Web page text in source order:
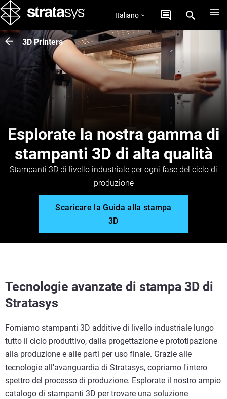
Italiano
3D Printers
Esplorate la nostra gamma di
stampanti 3D di alta qualità
Stampanti 3D di livello industriale per ogni fase del ciclo di
produzione
Scaricare la Guida alla stampa
3D
Tecnologie avanzate di stampa 3D di
Stratasys
Forniamo stampanti 3D additive di livello industriale lungo
tutto il ciclo produttivo, dalla progettazione e prototipazione
alla produzione e alle parti per uso finale. Grazie alle
tecnologie all'avanguardia di Stratasys, copriamo l'intero
spettro del processo di produzione. Esplorate il nostro ampio
catalogo di stampanti 3D per trovare una soluzione